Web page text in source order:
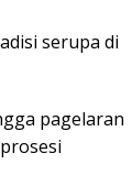
serupa di
pagelaran